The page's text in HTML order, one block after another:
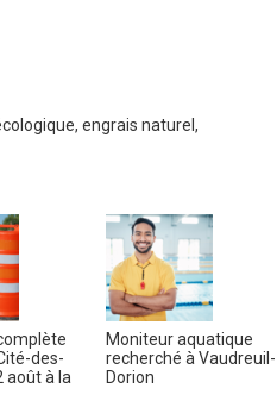
, engrais naturel ,
des-
août à la
Moniteur aquatique
recherché à Vaudreuil-
Dorion